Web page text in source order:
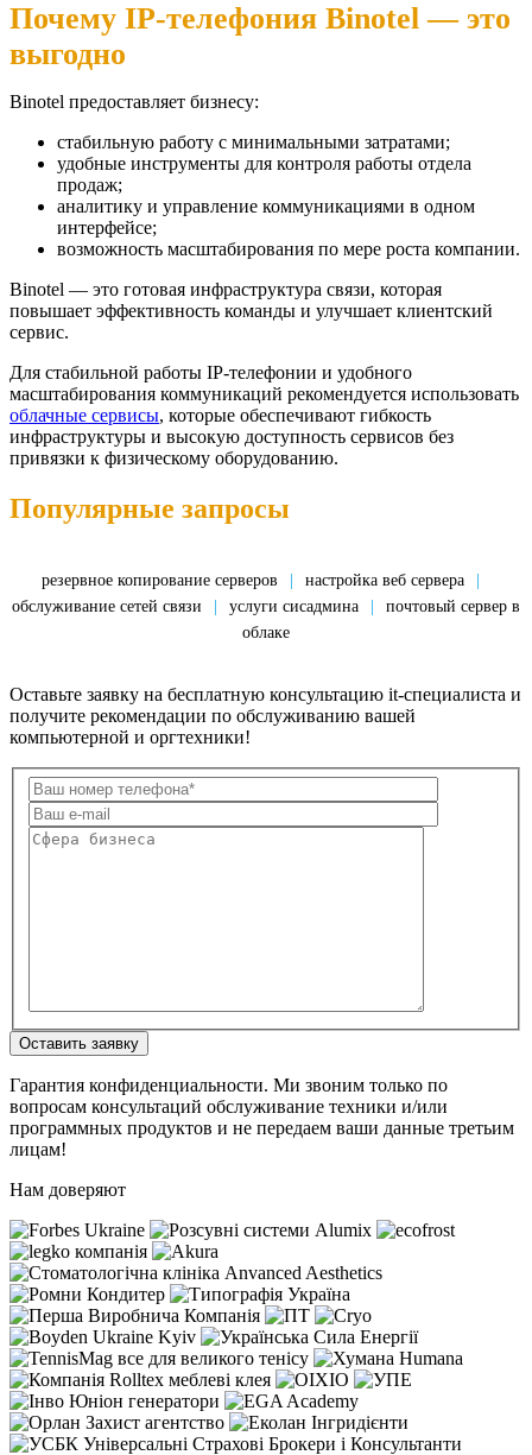
Почему IP-телефония Binotel — это
выгодно
Binotel предоставляет бизнесу:
стабильную работу с минимальными затратами;
удобные инструменты для контроля работы отдела
продаж;
аналитику и управление коммуникациями в одном
интерфейсе;
возможность масштабирования по мере роста компании.
Binotel — это готовая инфраструктура связи, которая
повышает эффективность команды и улучшает клиентский
сервис.
Для стабильной работы IP-телефонии и удобного
масштабирования коммуникаций рекомендуется использовать
облачные сервисы, которые обеспечивают гибкость
инфраструктуры и высокую доступность сервисов без
привязки к физическому оборудованию.
Популярные запросы
резервное копирование серверов настройка веб сервера
обслуживание сетей связи
услуги сисадмина
почтовый сервер в
облаке
Оставьте заявку на бесплатную консультацию it-специалиста и
получите рекомендации по обслуживанию вашей
компьютерной и оргтехники!
Оставить заявку
Гарантия конфиденциальности. Ми звоним только по
вопросам консультаций обслуживание техники и/или
программных продуктов и не передаем ваши данные третьим
лицам!
Нам доверяют